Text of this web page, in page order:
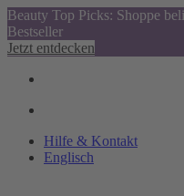
Beauty Top Picks: Shoppe
Bestseller
Jetzt entdecken
Hilfe & Kontakt
Englisch